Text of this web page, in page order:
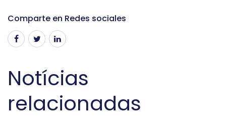
Comparte en Redes sociales
Notícias
relacionadas